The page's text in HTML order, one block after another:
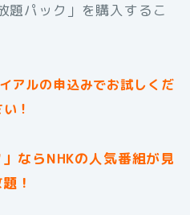
題パック」を購入するこ
アルの申込みでお試しくだ
！
ならNHKの人気番組が見
！